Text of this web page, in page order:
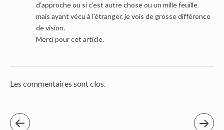
d’approche ou si c’est autre chose ou un mille feuille.
mais ayant vécu à l’étranger, je vois de grosse différence
de vision.
Merci pour cet article.
Les commentaires sont clos.